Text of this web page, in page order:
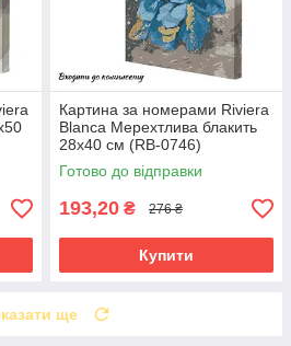
Картина за номерами Riviera
Blanca Мерехтлива блакить
28x40 см (RB-0746)
Готово до відправки
193,20 ₴ 276 ₴
Купити
ще